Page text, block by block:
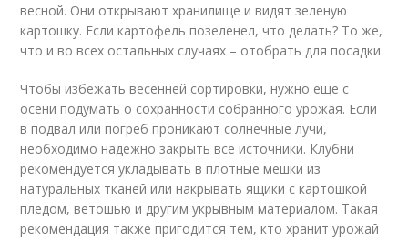
весной. Они открывают хранилище и видят зеленую
картошку. Если картофель позеленел, что делать? То же,
что и во всех остальных случаях – отобрать для посадки.
Чтобы избежать весенней сортировки, нужно еще с
осени подумать о сохранности собранного урожая. Если
в подвал или погреб проникают солнечные лучи,
необходимо надежно закрыть все источники. Клубни
рекомендуется укладывать в плотные мешки из
натуральных тканей или накрывать ящики с картошкой
пледом, ветошью и другим укрывным материалом. Такая
рекомендация также пригодится тем, кто хранит урожай